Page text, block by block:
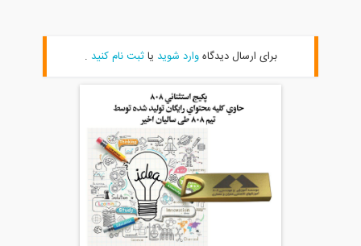
برای ارسال دیدگاهوارد شویدیاثبت نام کنید.